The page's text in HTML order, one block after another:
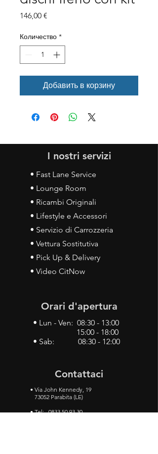
146,00 €
Количество *
Добавить в корзину
I nostri servizi
• Fast Lane Service
• Lounge Room
• Ricambi Originali
• Lifestyle e Accessori
• Servizio di Carrozzeria
• Vettura Sostitutiva
• Pick Up & Delivery
• Video CitNow
Orari d'apertura
• Lun - Ven: 08:30 - 13:00
15:00 - 18:00
• Sab: 08:30 - 12:00
Contattaci
• Via John Kennedy, 19
73052 Parabita (LE)
• Tel:0833 50 93 30